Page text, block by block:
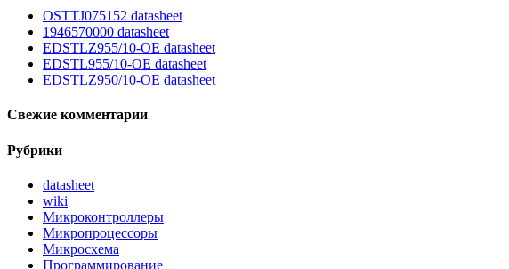
OSTTJ075152 datasheet
1946570000 datasheet
EDSTLZ955/10-OE datasheet
EDSTL955/10-OE datasheet
EDSTLZ950/10-OE datasheet
Свежие комментарии
Рубрики
datasheet
wiki
Микроконтроллеры
Микропроцессоры
Микросхема
Программирование